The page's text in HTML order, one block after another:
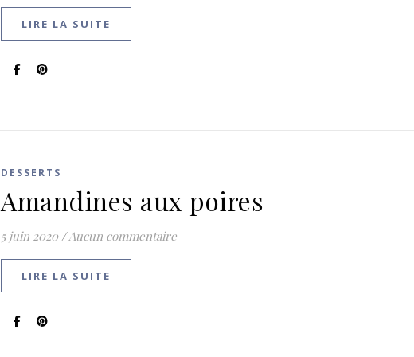
LIRE LA SUITE
DESSERTS
Amandines aux poires
5 juin 2020 /Aucun commentaire
LIRE LA SUITE